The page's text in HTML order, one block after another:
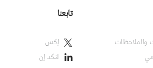
والملاحظات
تابعنا
إكس
لنكد إن